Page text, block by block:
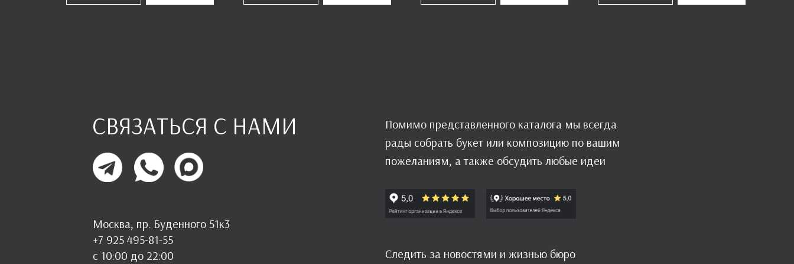
Москва, пр. Буденного 51к3
+7 925 495-81-55
с 10:00 до 22:00
СВЯЗАТЬСЯ С НАМИ
Помимо представленного каталога мы всегда
рады собрать букет или композицию по вашим
пожеланиям, а также обсудить любые идеи
Следить за новостями и жизнью бюро